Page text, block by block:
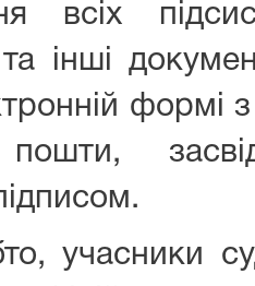
всіх
та інші
формі